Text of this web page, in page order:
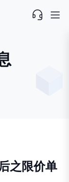
之限价单